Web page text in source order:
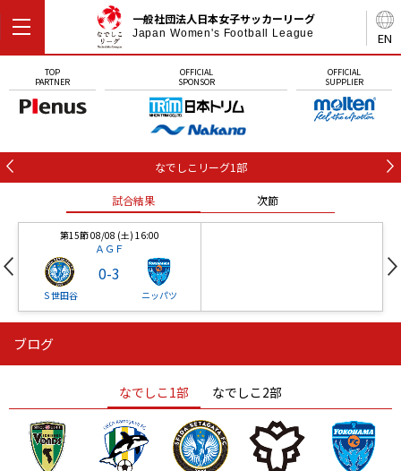
EN
一般社団法人日本女子サッカーリーグ
Japan Women's Football League
TOP
PARTNER
OFFICIAL
SPONSOR
OFFICIAL
SUPPLIER
なでしこリーグ1部
試合結果 次節
第15節 08/08 (土) 16:00
ＡＧＦ
Ｓ世田谷
0-3
ニッパツ
ニッパツ
ニッパツ 名古屋
石人の星
静岡 愛媛Ｌ
ブログ
なでしこ1部 なでしこ2部